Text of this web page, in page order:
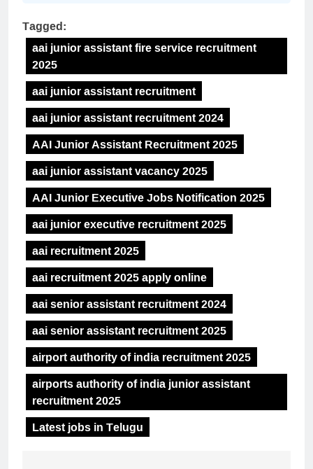
Tagged:
aai junior assistant fire service recruitment
2025
aai junior assistant recruitment
aai junior assistant recruitment 2024
AAI Junior Assistant Recruitment 2025
aai junior assistant vacancy 2025
AAI Junior Executive Jobs Notification 2025
aai junior executive recruitment 2025
aai recruitment 2025
aai recruitment 2025 apply online
aai senior assistant recruitment 2024
aai senior assistant recruitment 2025
airport authority of india recruitment 2025
airports authority of india junior assistant
recruitment 2025
Latest jobs in Telugu